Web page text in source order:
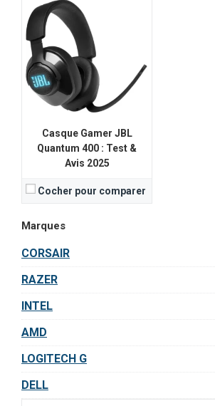
Casque Gamer JBL
Quantum 400 : Test &
Avis 2025
Cocher pour comparer
Marques
CORSAIR
RAZER
INTEL
AMD
LOGITECH G
DELL